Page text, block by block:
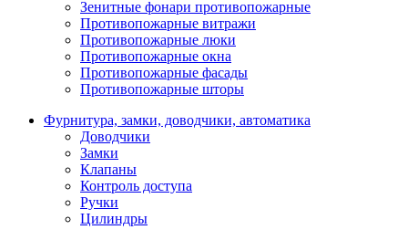
Зенитные фонари противопожарные
Противопожарные витражи
Противопожарные люки
Противопожарные окна
Противопожарные фасады
Противопожарные шторы
Фурнитура, замки, доводчики, автоматика
Доводчики
Замки
Клапаны
Контроль доступа
Ручки
Цилиндры